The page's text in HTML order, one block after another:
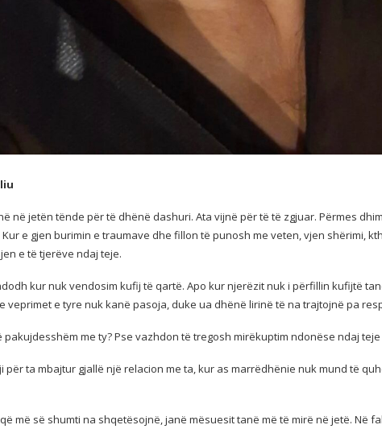
në jetën tënde për të dhënë dashuri. Ata vijnë për të të zgjuar. Përmes
e gjen burimin e traumave dhe fillon të punosh me veten, vjen shërimi,
e të tjerëve ndaj teje.
kur nuk vendosim kufij të qartë. Apo kur njerëzit nuk i përfillin kufijtë
veprimet e tyre nuk kanë pasoja, duke ua dhënë lirinë të na trajtojnë pa
pakujdesshëm me ty? Pse vazhdon të tregosh mirëkuptim ndonëse ndaj
për ta mbajtur gjallë një relacion me ta, kur as marrëdhënie nuk mund të
më së shumti na shqetësojnë, janë mësuesit tanë më të mirë në jetë. Në